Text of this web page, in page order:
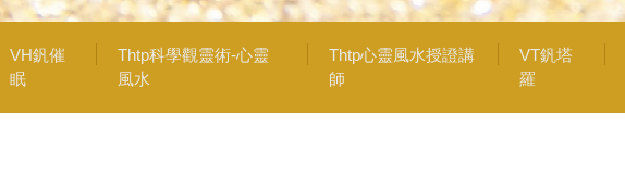
VH釩催
眠
Thtp科學觀靈術-心靈
風水
Thtp心靈風水授證講
師
VT釩塔
羅